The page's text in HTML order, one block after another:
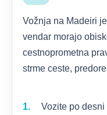
Vožnja na Madeiri
vendar morajo
cestnoprometna
strme ceste,
Vozite po desni